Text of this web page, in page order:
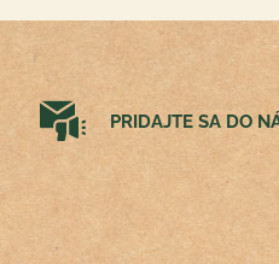
PRIDAJTE SA DO